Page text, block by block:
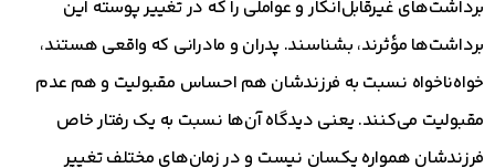
برداشت‌های غیرقابل‌انکار و عواملی را که در تغییر پوسته این
برداشت‌ها مؤثرند، بشناسند. پدران و مادرانی که واقعی هستند،
خواه‌ناخواه نسبت به فرزندشان هم احساس مقبولیت و هم عدم
مقبولیت می‌کنند. یعنی دیدگاه آن‌ها نسبت به یک رفتار خاص
فرزندشان همواره یکسان نیست و در زمان‌های مختلف تغییر